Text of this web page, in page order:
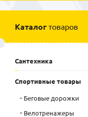
Каталог товаров
Сантехника
Спортивные товары
Беговые дорожки
Велотренажеры